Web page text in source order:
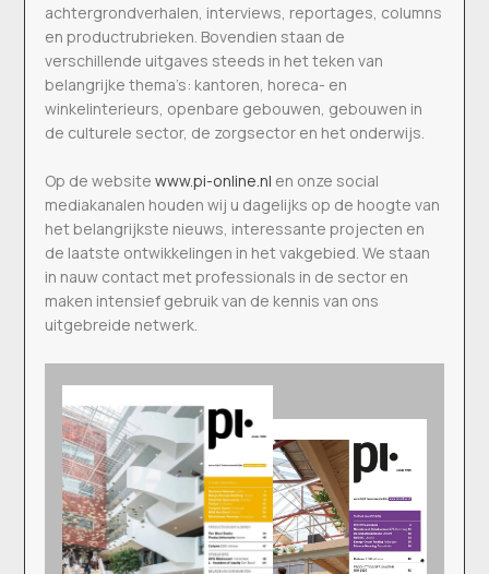
achtergrondverhalen, interviews, reportages, columns
en productrubrieken. Bovendien staan de
verschillende uitgaves steeds in het teken van
belangrijke thema’s: kantoren, horeca- en
winkelinterieurs, openbare gebouwen, gebouwen in
de culturele sector, de zorgsector en het onderwijs.
Op de websitewww.pi-online.nl en onze social
mediakanalen houden wij u dagelijks op de hoogte van
het belangrijkste nieuws, interessante projecten en
de laatste ontwikkelingen in het vakgebied. We staan
in nauw contact met professionals in de sector en
maken intensief gebruik van de kennis van ons
uitgebreide netwerk.